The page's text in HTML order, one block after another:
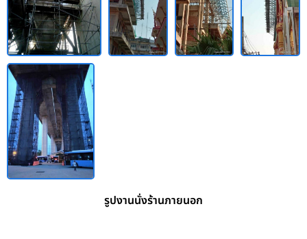
รูปงานนั่งร้านภายนอก